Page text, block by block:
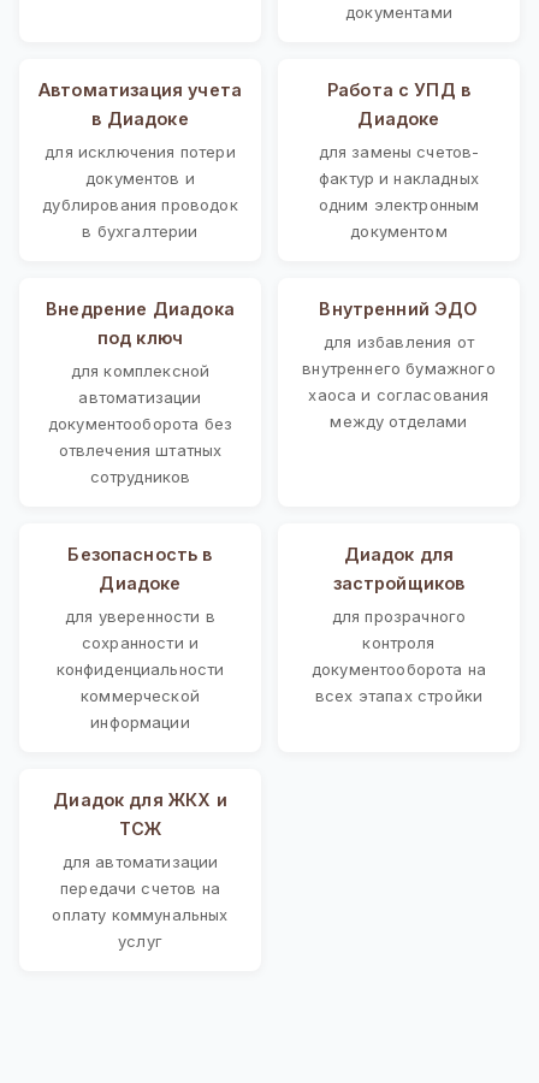
документами
Автоматизация учета
в Диадоке
для исключения потери
документов и
дублирования проводок
в бухгалтерии
Работа с УПД в
Диадоке
для замены счетов-
фактур и накладных
одним электронным
документом
Внедрение Диадока
под ключ
для комплексной
автоматизации
документооборота без
отвлечения штатных
сотрудников
Внутренний ЭДО
для избавления от
внутреннего бумажного
хаоса и согласования
между отделами
Безопасность в
Диадоке
для уверенности в
сохранности и
конфиденциальности
коммерческой
информации
Диадок для
застройщиков
для прозрачного
контроля
документооборота на
всех этапах стройки
Диадок для ЖКХ и
ТСЖ
для автоматизации
передачи счетов на
оплату коммунальных
услуг